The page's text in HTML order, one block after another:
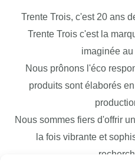
Trente Trois, c'est 20 ans
Trente Trois c'est la
imaginée
Nous prônons l'éco
produits sont élaborés
Nous sommes fiers d'offrir
la fois vibrante et